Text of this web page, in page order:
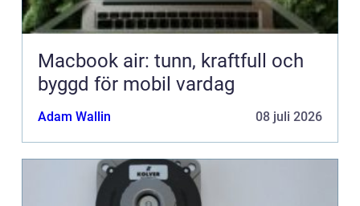
Macbook air: tunn, kraftfull och
byggd för mobil vardag
Adam Wallin 08 juli 2026